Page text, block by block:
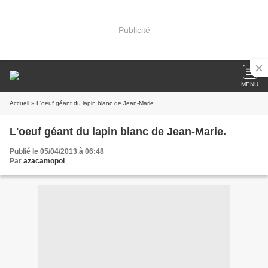
Publicité
MENU
Accueil » L'oeuf géant du lapin blanc de Jean-Marie.
L'oeuf géant du lapin blanc de Jean-Marie.
Publié le 05/04/2013 à 06:48
Par azacamopol